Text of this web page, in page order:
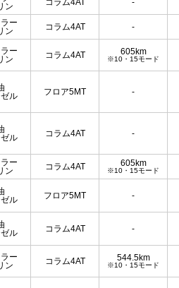
ン
コラム4AT -
ー
ン
コラム4AT -
ー
ン
コラム4AT 605km
※10・15モード
ル
フロア5MT -
ル
コラム4AT -
ー
ン
コラム4AT 605km
※10・15モード
ル
フロア5MT -
ル
コラム4AT -
ー
ン
コラム4AT 544.5km
※10・15モード